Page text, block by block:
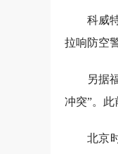
科威
拉响防空
另据
冲突”。此
北京